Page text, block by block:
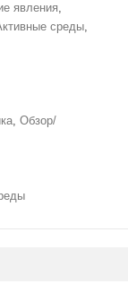
явления,
среды,
, Обзор/